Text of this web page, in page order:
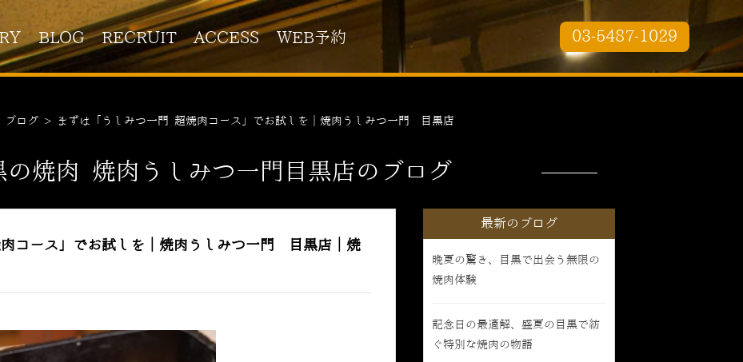
BLOG RECRUIT ACCESS WEB予約 03-5487-1029
ブログ > まずは「うしみつ一門 超焼肉コース」でお試しを｜焼肉うしみつ一門 目黒店
の焼肉 焼肉うしみつ一門目黒店のブログ
コース」でお試しを｜焼肉うしみつ一門 目黒店｜焼
最新のブログ
晩夏の驚き、目黒で出会う無限の
焼肉体験
記念日の最適解、盛夏の目黒で紡
ぐ特別な焼肉の物語